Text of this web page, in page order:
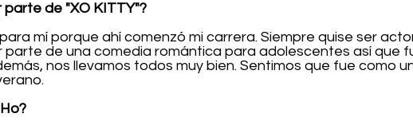
de "XO KITTY"?
mí porque ahí comenzó mi carrera. Siempre quise ser
parte de una comedia romántica para adolescentes así que
nos llevamos todos muy bien. Sentimos que fue como